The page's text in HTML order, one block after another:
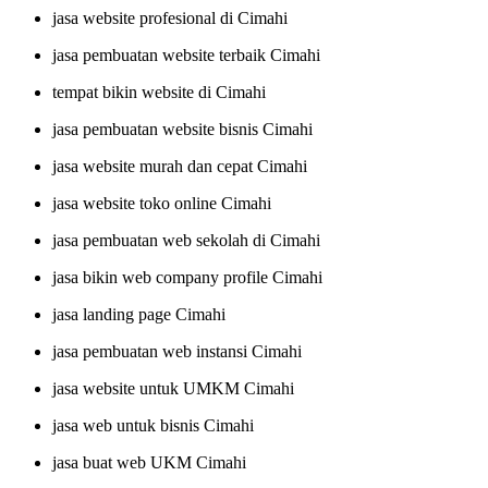
jasa website profesional di Cimahi
jasa pembuatan website terbaik Cimahi
tempat bikin website di Cimahi
jasa pembuatan website bisnis Cimahi
jasa website murah dan cepat Cimahi
jasa website toko online Cimahi
jasa pembuatan web sekolah di Cimahi
jasa bikin web company profile Cimahi
jasa landing page Cimahi
jasa pembuatan web instansi Cimahi
jasa website untuk UMKM Cimahi
jasa web untuk bisnis Cimahi
jasa buat web UKM Cimahi